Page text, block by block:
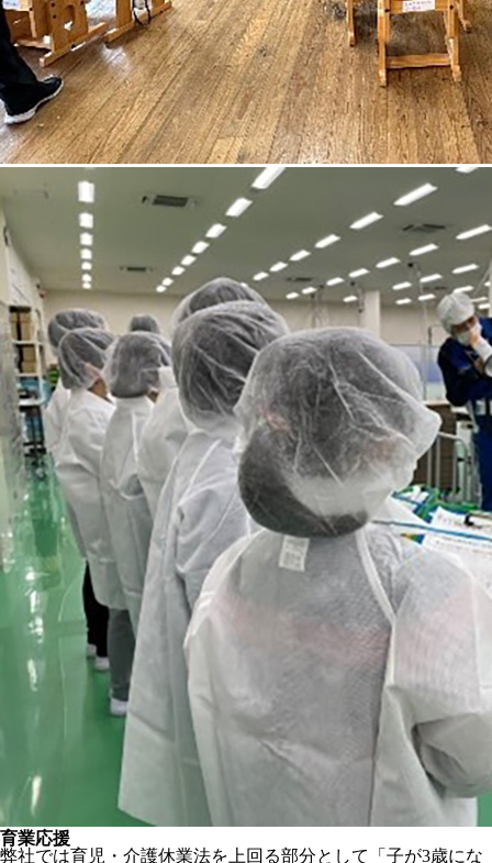
育業応援
弊社では育児・介護休業法を上回る部分として「子が3歳にな